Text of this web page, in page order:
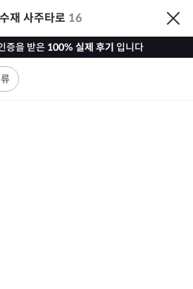
재 사주타로 16
증을 받은 100% 실제 후기 입니다